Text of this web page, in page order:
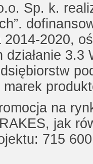
Sp. k.
2014-2020,
działanie
marek
na
jak
715